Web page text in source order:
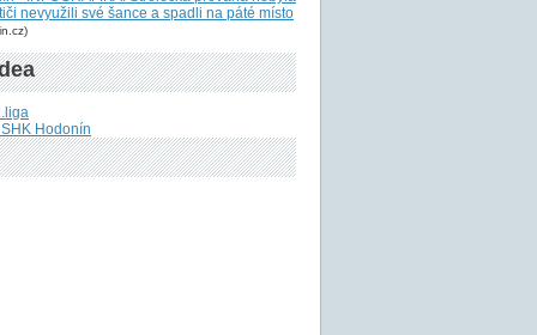
nevyužili své šance a spadli na páté místo
Hodonín